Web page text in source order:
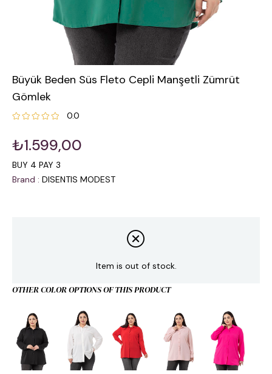
Büyük Beden Süs Fleto Cepli Manşetli Zümrüt
Gömlek
0.0
₺1.599,00
BUY 4 PAY 3
Brand : DISENTIS MODEST
Item is out of stock.
OTHER COLOR OPTIONS OF THIS PRODUCT